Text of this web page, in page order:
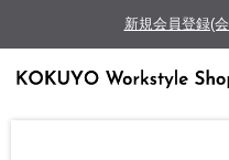
新規会員登録(